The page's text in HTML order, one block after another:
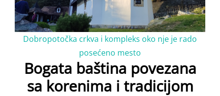
Dobropotočka crkva i kompleks oko nje je rado
posećeno mesto
Bogata baština povezana
sa korenima i tradicijom